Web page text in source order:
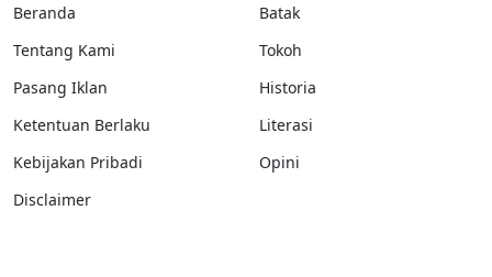
Beranda
Tentang Kami
Pasang Iklan
Ketentuan Berlaku
Kebijakan Pribadi
Disclaimer
Batak
Tokoh
Historia
Literasi
Opini